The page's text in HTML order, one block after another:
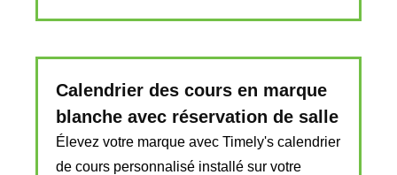
Calendrier des cours en marque
blanche avec réservation de salle
Élevez votre marque avec Timely's calendrier
de cours personnalisé installé sur votre